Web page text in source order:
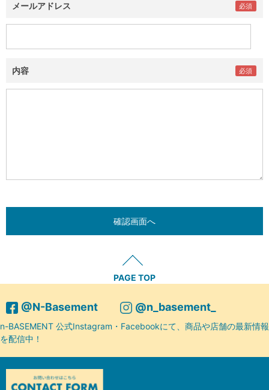
メールアドレス
内容
PAGE TOP
@N-Basement @n_basement_
n-BASEMENT 公式Instagram・Facebookにて、商品や店舗の最新情報
を配信中！